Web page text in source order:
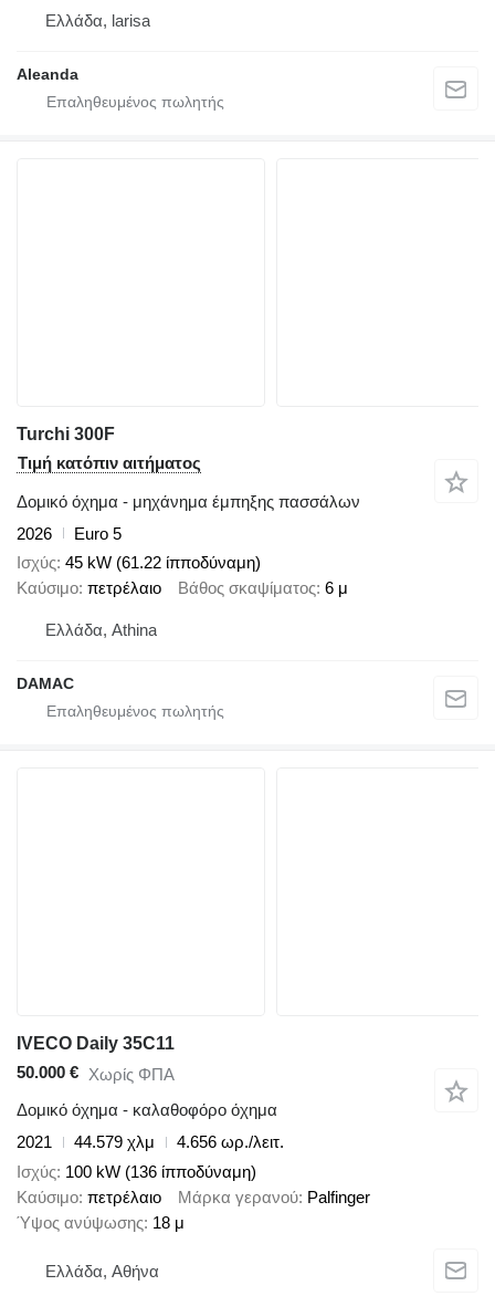
Ελλάδα, larisa
Aleanda
Turchi 300F
Τιμή κατόπιν αιτήματος
Δομικό όχημα - μηχάνημα έμπηξης πασσάλων
2026
Euro 5
Ισχύς 45 kW (61.22 ίπποδύναμη)
Καύσιμο πετρέλαιο Βάθος σκαψίματος 6 μ
Ελλάδα, Athina
DAMAC
IVECO Daily 35C11
50.000 € Χωρίς ΦΠΑ
Δομικό όχημα - καλαθοφόρο όχημα
2021
44.579 χλμ
4.656 ωρ./λειτ.
Ισχύς 100 kW (136 ίπποδύναμη)
Καύσιμο πετρέλαιο Μάρκα γερανού Palfinger
Ύψος ανύψωσης 18 μ
Ελλάδα, Αθήνα